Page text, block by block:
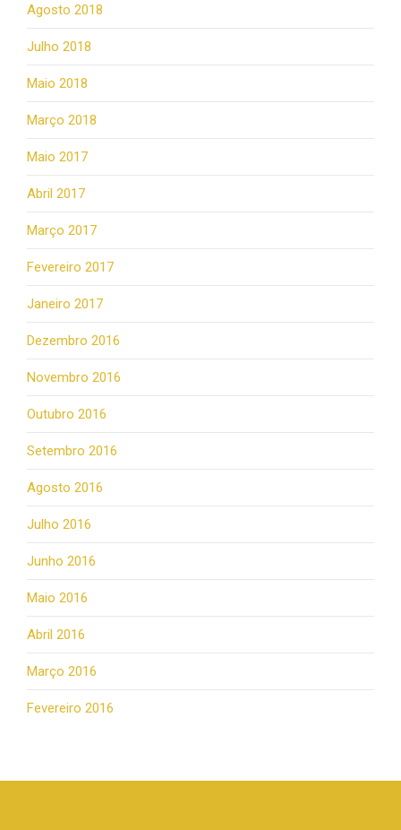
Agosto 2018
Julho 2018
Maio 2018
Março 2018
Maio 2017
Abril 2017
Março 2017
Fevereiro 2017
Janeiro 2017
Dezembro 2016
Novembro 2016
Outubro 2016
Setembro 2016
Agosto 2016
Julho 2016
Junho 2016
Maio 2016
Abril 2016
Março 2016
Fevereiro 2016